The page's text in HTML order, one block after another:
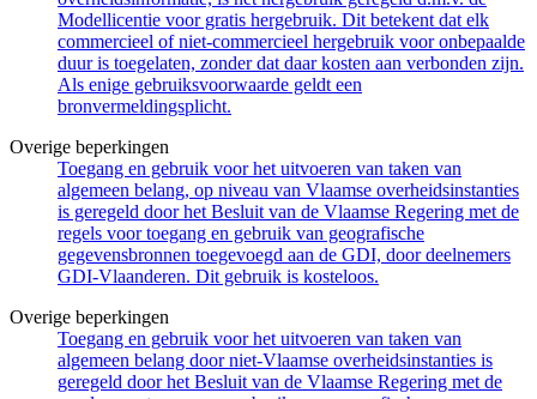
Modellicentie voor gratis hergebruik. Dit betekent dat elk
commercieel of niet-commercieel hergebruik voor onbepaalde
duur is toegelaten, zonder dat daar kosten aan verbonden zijn.
Als enige gebruiksvoorwaarde geldt een
bronvermeldingsplicht.
Overige beperkingen
Toegang en gebruik voor het uitvoeren van taken van
algemeen belang, op niveau van Vlaamse overheidsinstanties
is geregeld door het Besluit van de Vlaamse Regering met de
regels voor toegang en gebruik van geografische
gegevensbronnen toegevoegd aan de GDI, door deelnemers
GDI-Vlaanderen. Dit gebruik is kosteloos.
Overige beperkingen
Toegang en gebruik voor het uitvoeren van taken van
algemeen belang door niet-Vlaamse overheidsinstanties is
geregeld door het Besluit van de Vlaamse Regering met de